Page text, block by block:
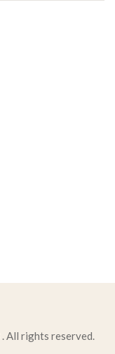
. All rights reserved.